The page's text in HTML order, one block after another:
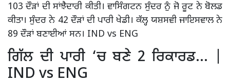
103 ਦੌੜਾਂ ਦੀ ਸਾਂਝੈਦਾਰੀ ਕੀਤੀ। ਵਾਸਿੰਗਟਨ ਸੁੰਦਰ ਨੁੰ ਜੋ ਰੂਟ ਨੇ ਬੋਲਡ
ਕੀਤਾ। ਸੁੰਦਰ ਨੇ 42 ਦੌੜਾਂ ਦੀ ਪਾਰੀ ਖੇਡੀ। ਕੱਲ੍ਹ ਯਸ਼ਸਵੀ ਜਾਇਸਵਾਲ ਨੇ
89 ਦੌੜਾਂ ਬਣਾਈਆਂ ਸਨ। IND vs ENG
ਗਿੱਲ ਦੀ ਪਾਰੀ ‘ਚ ਬਣੇ 2 ਰਿਕਾਰਡ… |
IND vs ENG